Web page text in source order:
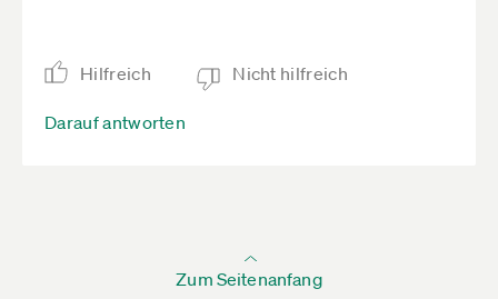
Hilfreich Nicht hilfreich
Darauf antworten
Zum Seitenanfang